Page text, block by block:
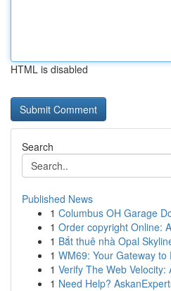
HTML is disabled
Search
Published News
1 Columbus OH Garage
1 Order copyright Online:
1 Bắt thuê nhà Opal
1 WM69: Your Gateway
1 Verify The Web Velocity:
1 Need Help?